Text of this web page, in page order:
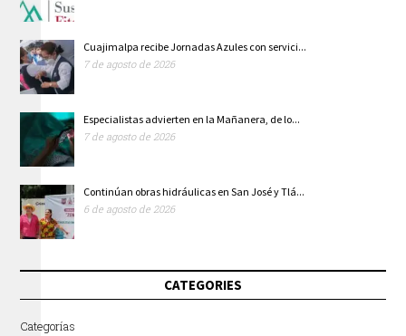
Cuajimalpa recibe Jornadas Azules con servici...
7 de agosto de 2026
Especialistas advierten en la Mañanera, de lo...
7 de agosto de 2026
Continúan obras hidráulicas en San José y Tlá...
6 de agosto de 2026
CATEGORIES
Categorías